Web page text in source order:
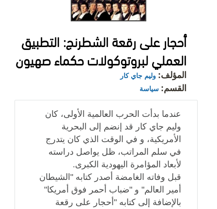
أحجار على رقعة الشطرنج: التطبيق
العملي لبروتوكولات حكماء صهيون
المؤلف: وليم جاي كار
القسم: سياسة
عندما بدأت الحرب العالمية الأولى، كان
وليم جاي كار قد إنضم إلى البحرية
الأمريكية، و في الوقت الذي كان يتدرج
في سلم المراتب، ظل يواصل دراسته
لأبعاد المؤامرة اليهودية الكبرى.
قبل وفاته الغامضة أصدر كتابه "الشيطان
أمير العالم" و "ضباب أحمر فوق أمريكا"
بالإضافة إلى كتابه "أحجار على رقعة